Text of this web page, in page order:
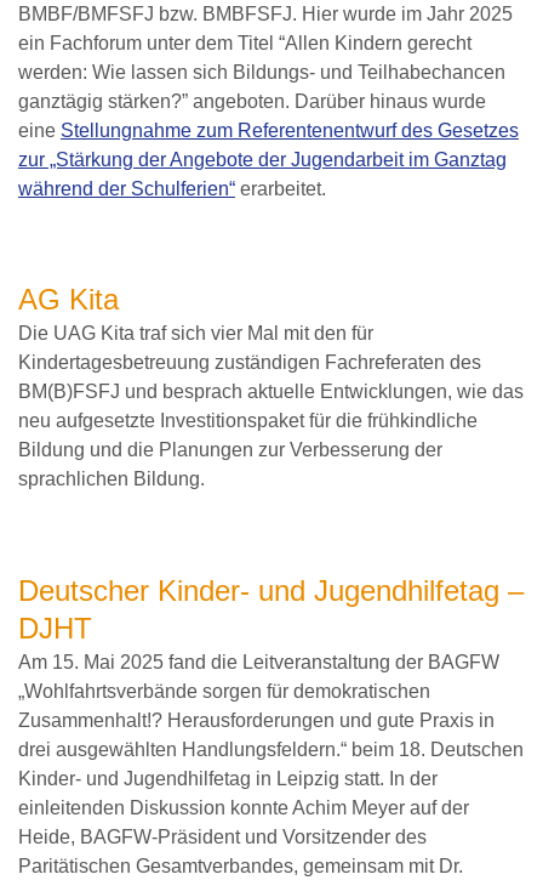
BMBF/BMFSFJ bzw. BMBFSFJ. Hier wurde im Jahr 2025
ein Fachforum unter dem Titel “Allen Kindern gerecht
werden: Wie lassen sich Bildungs- und Teilhabechancen
ganztägig stärken?” angeboten. Darüber hinaus wurde
eine Stellungnahme zum Referentenentwurf des Gesetzes
zur „Stärkung der Angebote der Jugendarbeit im Ganztag
während der Schulferien“ erarbeitet.
AG Kita
Die UAG Kita traf sich vier Mal mit den für
Kindertagesbetreuung zuständigen Fachreferaten des
BM(B)FSFJ und besprach aktuelle Entwicklungen, wie das
neu aufgesetzte Investitionspaket für die frühkindliche
Bildung und die Planungen zur Verbesserung der
sprachlichen Bildung.
Deutscher Kinder- und Jugendhilfetag –
DJHT
Am 15. Mai 2025 fand die Leitveranstaltung der BAGFW
„Wohlfahrtsverbände sorgen für demokratischen
Zusammenhalt!? Herausforderungen und gute Praxis in
drei ausgewählten Handlungsfeldern.“ beim 18. Deutschen
Kinder- und Jugendhilfetag in Leipzig statt. In der
einleitenden Diskussion konnte Achim Meyer auf der
Heide, BAGFW-Präsident und Vorsitzender des
Paritätischen Gesamtverbandes, gemeinsam mit Dr.